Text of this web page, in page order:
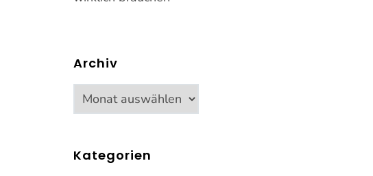
Archiv
Archiv
Kategorien